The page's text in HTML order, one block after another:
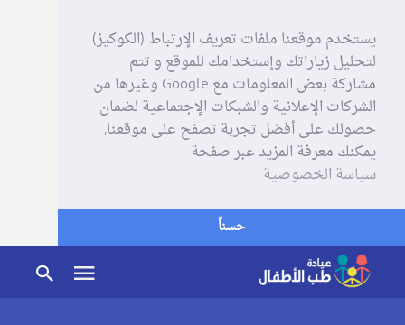
يستخدم موقعنا ملفات تعريف الإرتباط (الكوكيز)
لتحليل زياراتك وإستخدامك للموقع و تتم
مشاركة بعض المعلومات مع Google وغيرها من
الشركات الإعلانية والشبكات الإجتماعية لضمان
حصولك على أفضل تجربة تصفح على موقعنا,
يمكنك معرفة المزيد عبر صفحة
سياسة الخصوصية
حسناً